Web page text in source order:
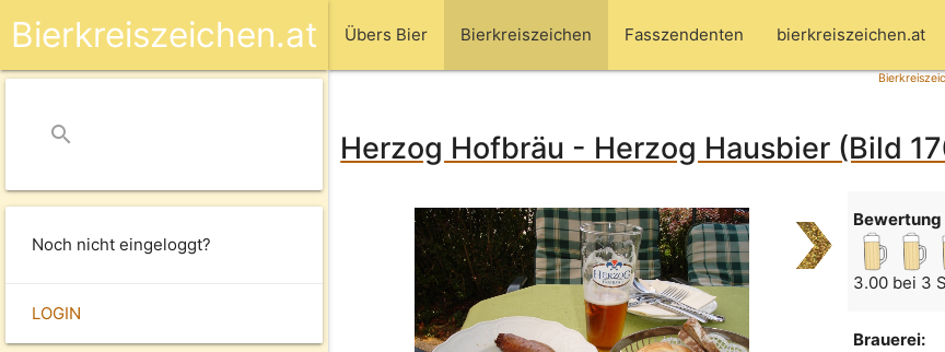
Übers Bier Bierkreiszeichen Fasszendenten bierkreiszeichen.at
Bierkreiszeichen.at
search
Noch nicht eingeloggt?
LOGIN
Herzog Hofbräu - Herzog Hausbier (Bild
Bewertung
3.00 bei 3
Brauerei: